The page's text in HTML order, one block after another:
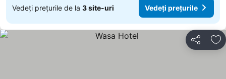
Vedeți prețurile de la 3 site-uri Vedeți prețurile
Distribuiți